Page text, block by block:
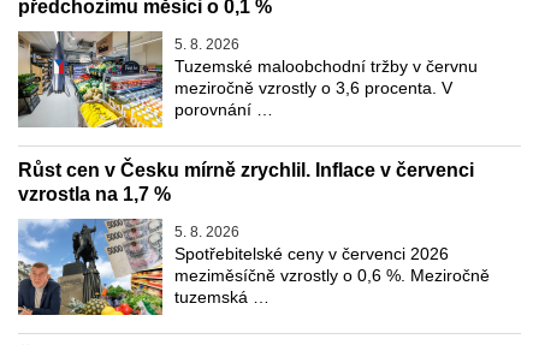
předchozímu měsíci o 0,1 %
5. 8. 2026
Tuzemské maloobchodní tržby v červnu
meziročně vzrostly o 3,6 procenta. V
porovnání …
Růst cen v Česku mírně zrychlil. Inflace v červenci
vzrostla na 1,7 %
5. 8. 2026
Spotřebitelské ceny v červenci 2026
meziměsíčně vzrostly o 0,6 %. Meziročně
tuzemská …